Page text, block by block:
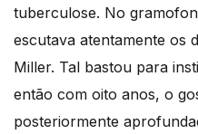
tuberculose. No
escutava atentamente os
Miller. Tal bastou para
então com oito anos, o
posteriormente